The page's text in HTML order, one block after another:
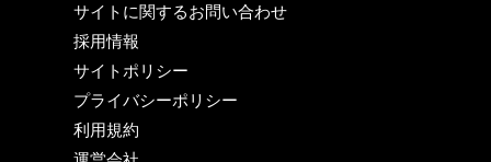
サイトに関するお問い合わせ
採用情報
サイトポリシー
プライバシーポリシー
利用規約